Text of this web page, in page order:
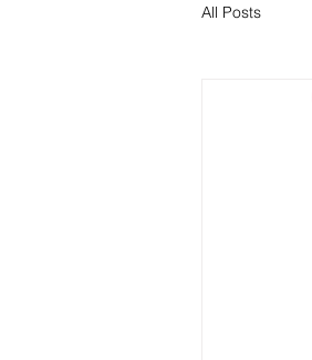
All Posts